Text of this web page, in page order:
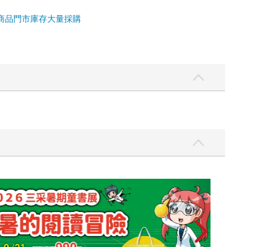
品門市庫存大量採購